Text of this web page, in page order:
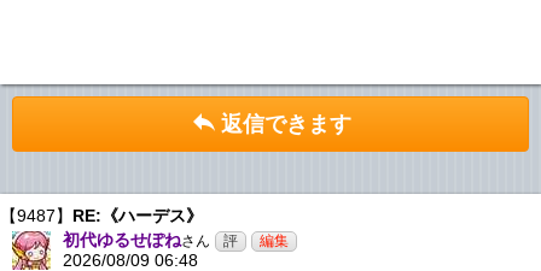
返信できます
【9487】 RE:《ハーデス》
初代ゆるせぽねさん
2026/08/09 06:48